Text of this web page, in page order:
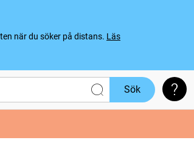
när du söker på distans. Läs
Sök